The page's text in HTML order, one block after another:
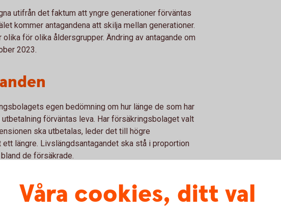
utifrån det faktum att yngre generationer förväntas
kommer antagandena att skilja mellan generationer.
för olika åldersgrupper. Ändring av antagande om
2023.
egen bedömning om hur länge de som har
förväntas leva. Har försäkringsbolaget valt
ska utbetalas, leder det till högre
längre. Livslängdsantagandet ska stå i proportion
de försäkrade.
före och efter 2023-10-01
Våra cookies, ditt val